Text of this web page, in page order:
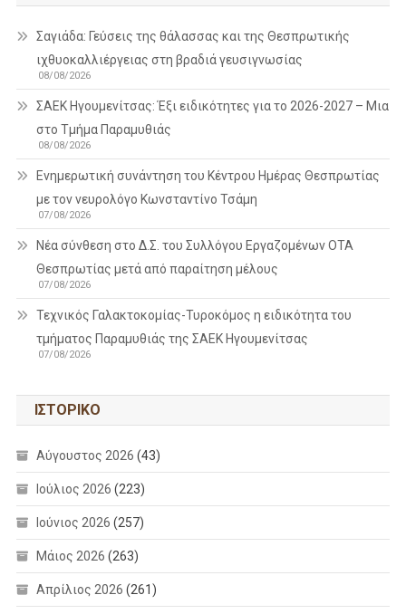
Σαγιάδα: Γεύσεις της θάλασσας και της Θεσπρωτικής
ιχθυοκαλλιέργειας στη βραδιά γευσιγνωσίας
08/08/2026
ΣΑΕΚ Ηγουμενίτσας: Έξι ειδικότητες για το 2026-2027 – Μια
στο Τμήμα Παραμυθιάς
08/08/2026
Ενημερωτική συνάντηση του Κέντρου Ημέρας Θεσπρωτίας
με τον νευρολόγο Κωνσταντίνο Τσάμη
07/08/2026
Νέα σύνθεση στο Δ.Σ. του Συλλόγου Εργαζομένων ΟΤΑ
Θεσπρωτίας μετά από παραίτηση μέλους
07/08/2026
Τεχνικός Γαλακτοκομίας-Τυροκόμος η ειδικότητα του
τμήματος Παραμυθιάς της ΣΑΕΚ Ηγουμενίτσας
07/08/2026
ΙΣΤΟΡΙΚΌ
Αύγουστος 2026 (43)
Ιούλιος 2026 (223)
Ιούνιος 2026 (257)
Μάιος 2026 (263)
Απρίλιος 2026 (261)